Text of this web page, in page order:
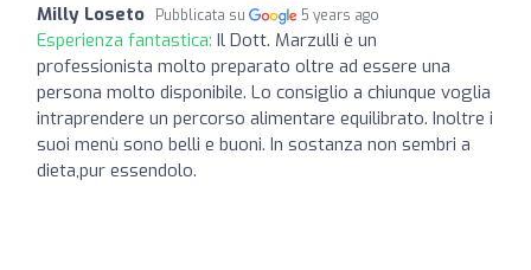
Milly Loseto Pubblicata su 5 years ago
Esperienza fantastica: Il Dott. Marzulli è un
professionista molto preparato oltre ad essere una
persona molto disponibile. Lo consiglio a chiunque voglia
intraprendere un percorso alimentare equilibrato. Inoltre i
suoi menù sono belli e buoni. In sostanza non sembri a
dieta,pur essendolo.